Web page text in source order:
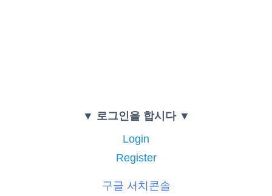
▼ 로그인을 합시다 ▼
Login
Register
구글 서치콘솔